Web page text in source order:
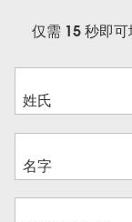
仅需 15 秒即